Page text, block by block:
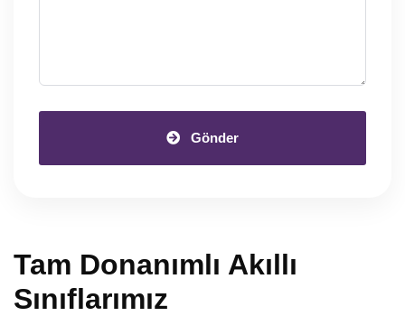
Gönder
Tam Donanımlı Akıllı
Sınıflarımız